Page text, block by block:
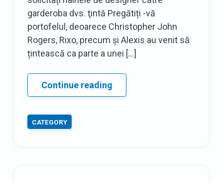
garderoba dvs. ţintă Pregătiți -vă
portofelul, deoarece Christopher John
Rogers, Rixo, precum și Alexis au venit să
țintească ca parte a unei […]
Continue readingEditor
alegeri:
CATEGORY